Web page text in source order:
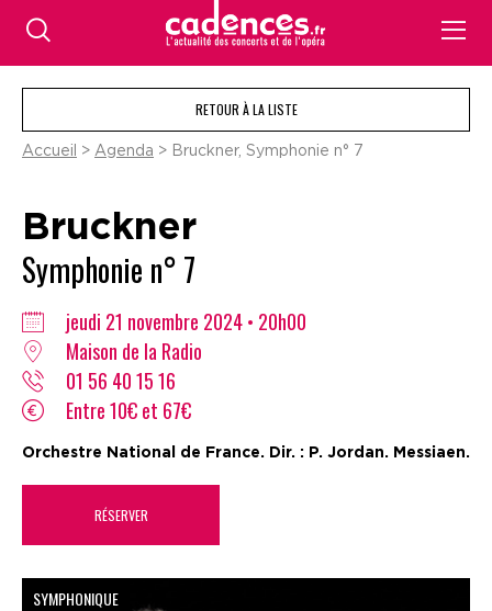
RETOUR À LA LISTE
Accueil > Agenda > Bruckner, Symphonie n° 7
Bruckner
Symphonie n° 7
jeudi 21 novembre 2024 • 20h00
Maison de la Radio
01 56 40 15 16
Entre 10€ et 67€
Orchestre National de France. Dir. : P. Jordan. Messiaen.
RÉSERVER
SYMPHONIQUE